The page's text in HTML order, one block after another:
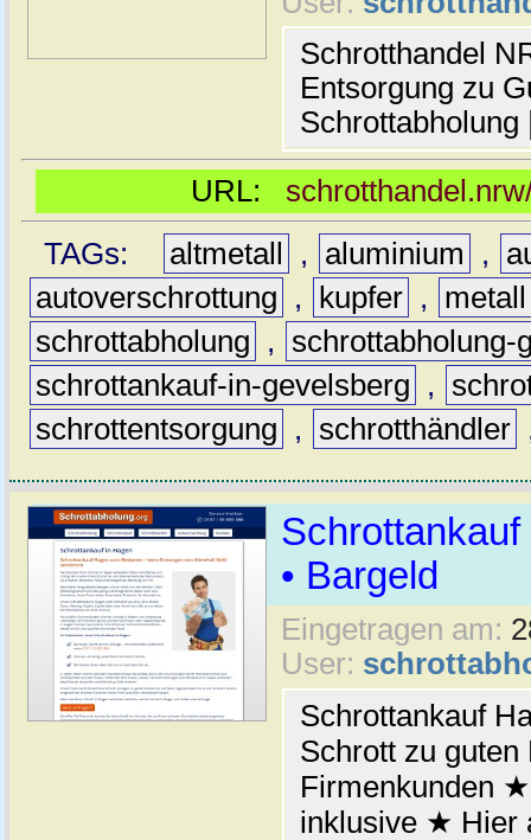
Schrotthandel
Entsorgung zu
URL:
TAGs:
altmetall , aluminium ,
autoverschrottung
, kupfer ,
metall
schrottabholung
,
schrottabholung-
schrottankauf-in-gevelsberg
,
schrottentsorgung
, schrotthändler
Schrottankauf
• Bargeld
Eingetragen am:
User:
Schrottankauf
Schrott zu
Firmenkunden
inklusive ★ Hier